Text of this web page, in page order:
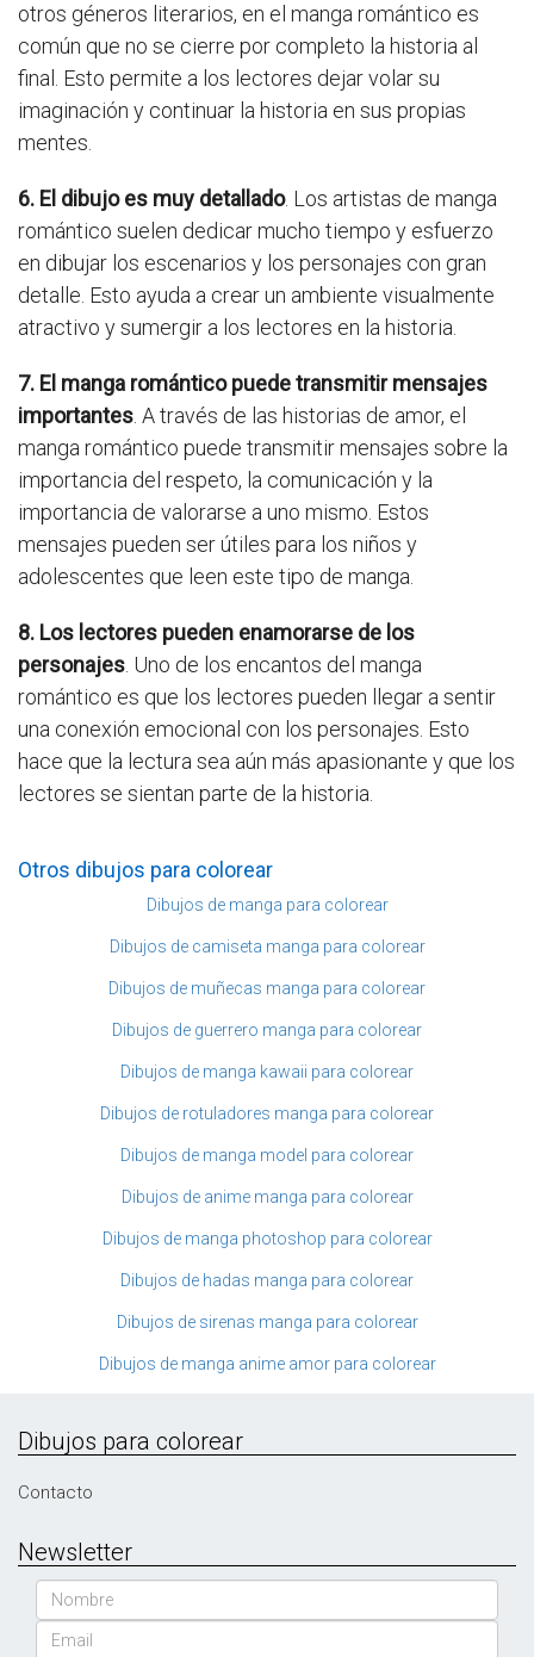
otros géneros literarios, en el manga romántico es
común que no se cierre por completo la historia al
final. Esto permite a los lectores dejar volar su
imaginación y continuar la historia en sus propias
mentes.
6. El dibujo es muy detallado. Los artistas de manga
romántico suelen dedicar mucho tiempo y esfuerzo
en dibujar los escenarios y los personajes con gran
detalle. Esto ayuda a crear un ambiente visualmente
atractivo y sumergir a los lectores en la historia.
7. El manga romántico puede transmitir mensajes
importantes . A través de las historias de amor, el
manga romántico puede transmitir mensajes sobre la
importancia del respeto, la comunicación y la
importancia de valorarse a uno mismo. Estos
mensajes pueden ser útiles para los niños y
adolescentes que leen este tipo de manga.
8. Los lectores pueden enamorarse de los
personajes . Uno de los encantos del manga
romántico es que los lectores pueden llegar a sentir
una conexión emocional con los personajes. Esto
hace que la lectura sea aún más apasionante y que los
lectores se sientan parte de la historia.
Otros dibujos para colorear
Dibujos de manga para colorear
Dibujos de camiseta manga para colorear
Dibujos de muñecas manga para colorear
Dibujos de guerrero manga para colorear
Dibujos de manga kawaii para colorear
Dibujos de rotuladores manga para colorear
Dibujos de manga model para colorear
Dibujos de anime manga para colorear
Dibujos de manga photoshop para colorear
Dibujos de hadas manga para colorear
Dibujos de sirenas manga para colorear
Dibujos de manga anime amor para colorear
Dibujos para colorear
Contacto
Newsletter
Nombre
Email